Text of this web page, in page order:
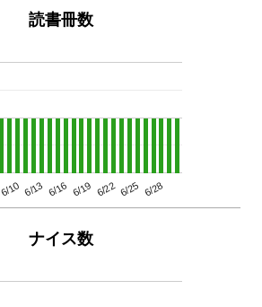
読書冊数
6/10 6/13 6/16 6/19 6/22 6/25 6/28
ナイス数